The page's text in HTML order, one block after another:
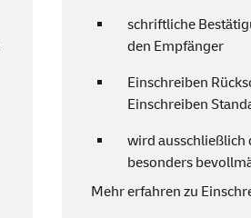
schriftliche
den Empfänger
Einschreiben
Einschreiben
wird ausschließlich
besonders
Mehr erfahren zu